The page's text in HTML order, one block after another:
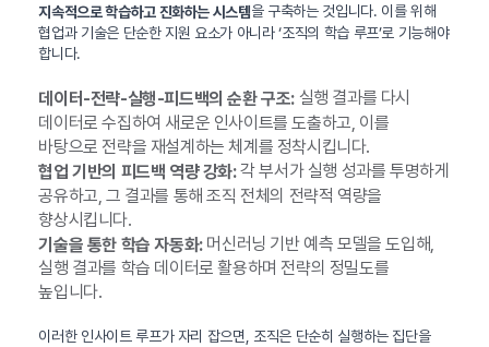
지속적으로 학습하고 진화하는 시스템을 구축하는 것입니다. 이를 위해
협업과 기술은 단순한 지원 요소가 아니라 ‘조직의 학습 루프’로 기능해야
합니다.
데이터-전략-실행-피드백의 순환 구조:실행 결과를 다시
데이터로 수집하여 새로운 인사이트를 도출하고, 이를
바탕으로 전략을 재설계하는 체계를 정착시킵니다.
협업 기반의 피드백 역량 강화:각 부서가 실행 성과를 투명하게
공유하고, 그 결과를 통해 조직 전체의 전략적 역량을
향상시킵니다.
기술을 통한 학습 자동화:머신러닝 기반 예측 모델을 도입해,
실행 결과를 학습 데이터로 활용하며 전략의 정밀도를
높입니다.
이러한 인사이트 루프가 자리 잡으면, 조직은 단순히 실행하는 집단을